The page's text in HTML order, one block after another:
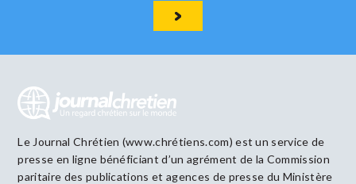
Le Journal Chrétien (www.chrétiens.com) est un service de
presse en ligne bénéficiant d’un agrément de la Commission
paritaire des publications et agences de presse du Ministère